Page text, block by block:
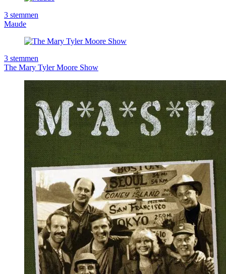
3 stemmen
Maude
3 stemmen
The Mary Tyler Moore Show